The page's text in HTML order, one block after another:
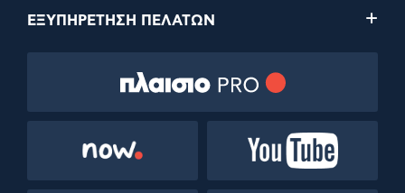
ΕΞΥΠΗΡΕΤΗΣΗ ΠΕΛΑΤΩΝ